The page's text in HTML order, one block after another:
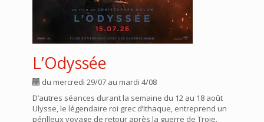
L’Odyssée
du mercredi 29/07 au mardi 4/08
D’autres séances durant la semaine du 12 au 18 août
Ulysse, le légendaire roi grec d’Ithaque, entreprend un
périlleux voyage de retour après la guerre de Troie.